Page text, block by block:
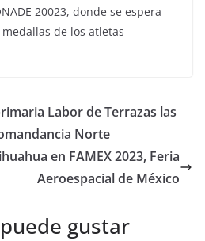
20023, donde se espera
de los atletas
Labor de Terrazas las
Norte
en FAMEX 2023, Feria
Aeroespacial de México
gustar